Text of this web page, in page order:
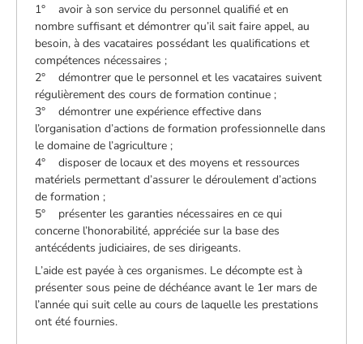
1° avoir à son service du personnel qualifié et en
nombre suffisant et démontrer qu’il sait faire appel, au
besoin, à des vacataires possédant les qualifications et
compétences nécessaires ;
2° démontrer que le personnel et les vacataires suivent
régulièrement des cours de formation continue ;
3° démontrer une expérience effective dans
l’organisation d’actions de formation professionnelle dans
le domaine de l’agriculture ;
4° disposer de locaux et des moyens et ressources
matériels permettant d’assurer le déroulement d’actions
de formation ;
5° présenter les garanties nécessaires en ce qui
concerne l’honorabilité, appréciée sur la base des
antécédents judiciaires, de ses dirigeants.
L’aide est payée à ces organismes. Le décompte est à
présenter sous peine de déchéance avant le 1er mars de
l’année qui suit celle au cours de laquelle les prestations
ont été fournies.